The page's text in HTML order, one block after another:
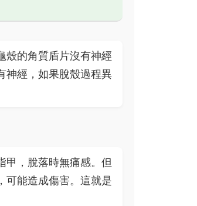
殼的角質盾片沒有神經
神經，如果脫殼過程異
甲，脫落時無痛感。但
可能造成傷害。這就是